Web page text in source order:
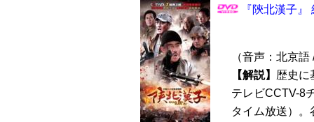
『陝北漢子
（音声：北京
【解説】 歴史に
テレビCCTV-8
タイム放送）